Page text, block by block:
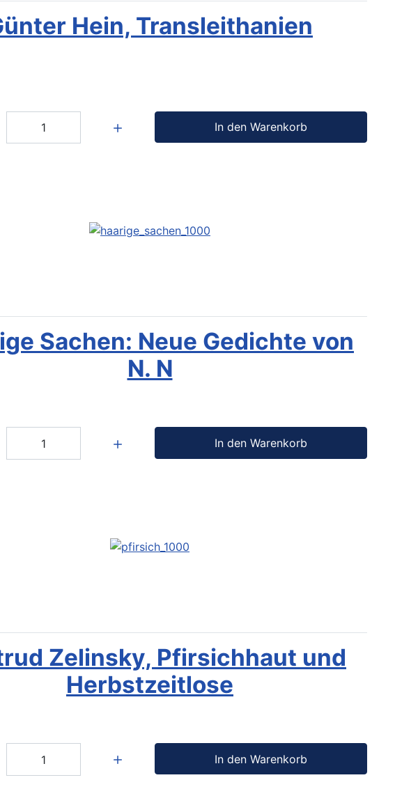
Hein, Transleithanien
In den Warenkorb
Sachen: Neue Gedichte von
N. N
In den Warenkorb
Zelinsky, Pfirsichhaut und
Herbstzeitlose
In den Warenkorb